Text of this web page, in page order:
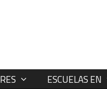
ESCUELAS EN